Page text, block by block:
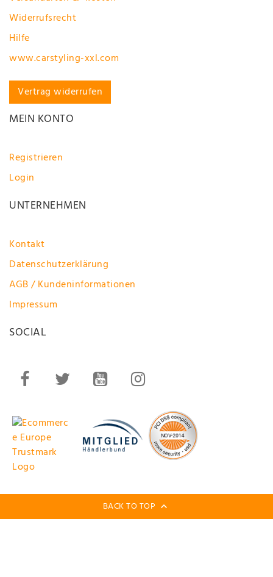
Widerrufsrecht
Hilfe
www.carstyling-xxl.com
Vertrag widerrufen
MEIN KONTO
Registrieren
Login
UNTERNEHMEN
Kontakt
Datenschutzerklärung
AGB / Kundeninformationen
Impressum
SOCIAL
BACK TO TOP